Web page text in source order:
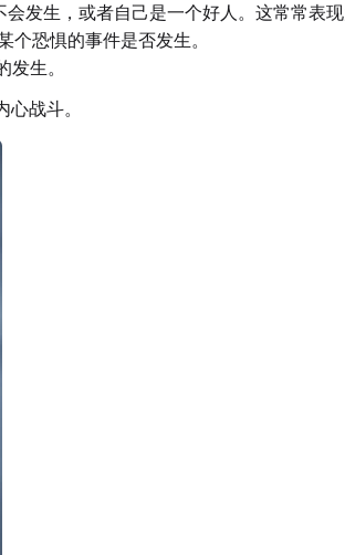
发生，或者自己是一个好人。这常常表
个恐惧的事件是否发生。
发生。
战斗。